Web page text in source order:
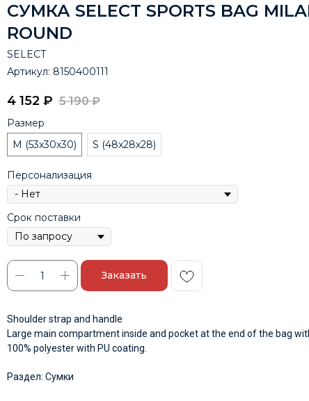
СУМКА SELECT SPORTS BAG
ROUND
SELECT
Артикул: 8150400111
4 152 ₽ 5 190 ₽
Размер
M (53x30x30)
S (48x28x28)
Персонализация
Срок поставки
Заказать
Shoulder strap and handle
Large main compartment inside and pocket at the end of the bag
100% polyester with PU coating.
Раздел: Сумки